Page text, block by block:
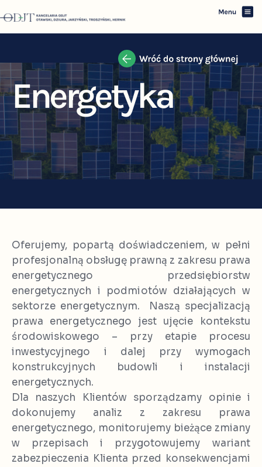
Energetyka
Oferujemy, popartą doświadczeniem, w pełni
profesjonalną obsługę prawną z zakresu prawa
energetycznego przedsiębiorstw
energetycznych i podmiotów działających w
sektorze energetycznym. Naszą specjalizacją
prawa energetycznego jest ujęcie kontekstu
środowiskowego – przy etapie procesu
inwestycyjnego i dalej przy wymogach
konstrukcyjnych budowli i instalacji
energetycznych.
Dla naszych Klientów sporządzamy opinie i
dokonujemy analiz z zakresu prawa
energetycznego, monitorujemy bieżące zmiany
w przepisach i przygotowujemy wariant
zabezpieczenia Klienta przed konsekwencjami